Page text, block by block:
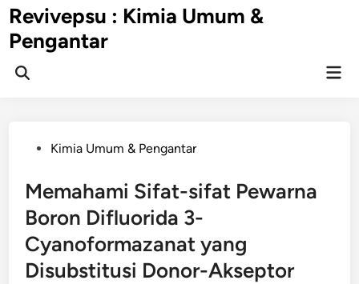
Skip
to
content
Revivepsu : Kimia Umum &
Pengantar
Open
PostedKimia Umum & Pengantar
Memahami Sifat-sifat Pewarna
Boron Difluorida 3-
Cyanoformazanat yang
Disubstitusi Donor-Akseptor